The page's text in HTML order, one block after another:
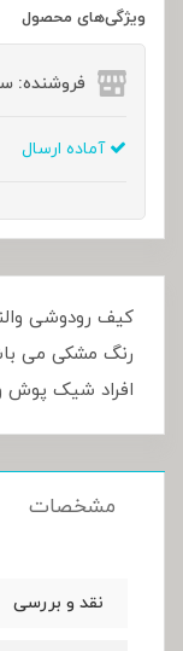
ویژگی‌های محصول
فروشنده:
آماده ارسال
رنگ مشکی می
افراد شیک
مشخصات
نقد و بررسی